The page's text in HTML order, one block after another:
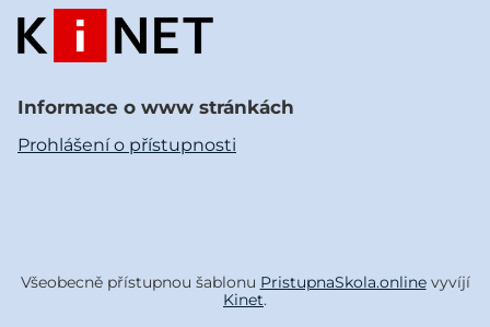
Informace o www stránkách
Prohlášení o přístupnosti
Všeobecně přístupnou šablonu PristupnaSkola.onlinevyvíjí
Kinet.